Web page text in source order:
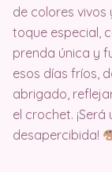
de colores
toque especial,
prenda única y
esos días fríos,
abrigado,
el crochet.
desapercibida!